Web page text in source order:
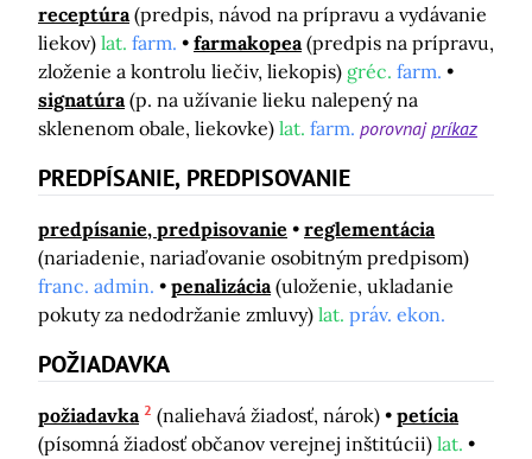
receptúra (predpis, návod na prípravu a vydávanie
liekov) lat. farm. farmakopea (predpis na prípravu,
zloženie a kontrolu liečiv, liekopis) gréc. farm.
signatúra (p. na užívanie lieku nalepený na
sklenenom obale, liekovke) lat. farm. porovnajpríkaz
PREDPÍSANIE, PREDPISOVANIE
predpísanie, predpisovanie
reglementácia
(nariadenie, nariaďovanie osobitným predpisom)
franc. admin.
penalizácia (uloženie, ukladanie
pokuty za nedodržanie zmluvy) lat. práv. ekon.
POŽIADAVKA
požiadavka 2 (naliehavá žiadosť, nárok)
petícia
(písomná žiadosť občanov verejnej inštitúcii) lat.